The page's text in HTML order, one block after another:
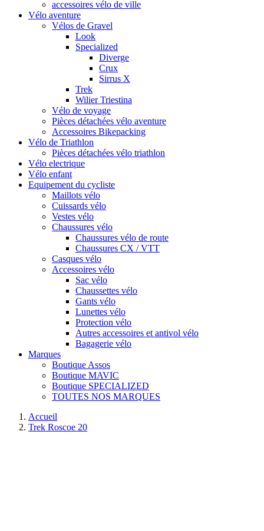
accessoires vélo de ville
Vélo aventure
Vélos de Gravel
Look
Specialized
Diverge
Crux
Sirrus X
Trek
Wilier Triestina
Vélo de voyage
Pièces détachées vélo aventure
Accessoires Bikepacking
Vélo de Triathlon
Pièces détachées vélo triathlon
Vélo electrique
Vélo enfant
Equipement du cycliste
Maillots vélo
Cuissards vélo
Vestes vélo
Chaussures vélo
Chaussures vélo de route
Chaussures CX / VTT
Casques vélo
Accessoires vélo
Sac vélo
Chaussettes vélo
Gants vélo
Lunettes vélo
Protection vélo
Autres accessoires et antivol vélo
Bagagerie vélo
Marques
Boutique Assos
Boutique MAVIC
Boutique SPECIALIZED
TOUTES NOS MARQUES
Accueil
Trek Roscoe 20